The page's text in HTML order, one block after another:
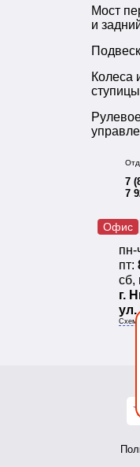
Мост
и
Колеса
ступицы
7
7
Офис
пн-
пт:
сб,
г.
ул.
Схема